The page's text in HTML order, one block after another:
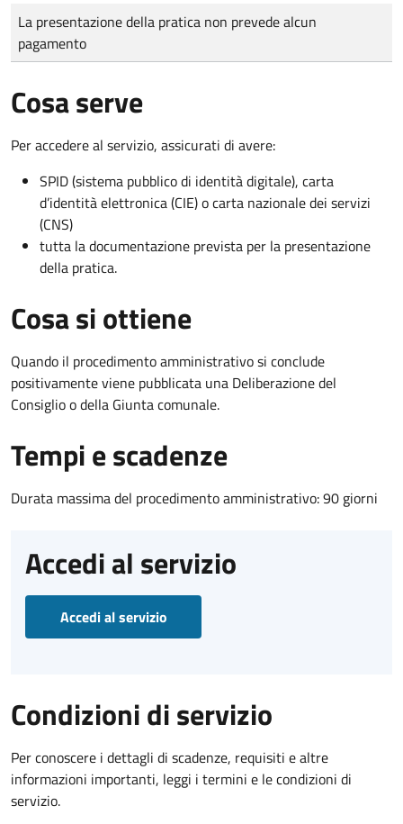
Tipo di pagamento
Importo
La presentazione della pratica non prevede alcun
pagamento
Cosa serve
Per accedere al servizio, assicurati di avere:
SPID (sistema pubblico di identità digitale), carta
d’identità elettronica (CIE) o carta nazionale dei servizi
(CNS)
tutta la documentazione prevista per la presentazione
della pratica.
Cosa si ottiene
Quando il procedimento amministrativo si conclude
positivamente viene pubblicata una Deliberazione del
Consiglio o della Giunta comunale.
Tempi e scadenze
Durata massima del procedimento amministrativo: 90 giorni
Accedi al servizio
Accedi al servizio
Condizioni di servizio
Per conoscere i dettagli di scadenze, requisiti e altre
informazioni importanti, leggi i termini e le condizioni di
servizio.